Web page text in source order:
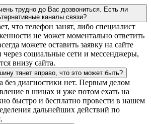
трудно до Вас дозвониться. Есть ли
каналы связи?
что телефон занят, либо специалист
не может моментально ответить
можете оставить заявку на сайте
через социальные сети и мессенджеры,
внизу сайта.
тянет вправо, что это может быть?
без диагностики нет. Первым делом
в шинах и уже потом ехать на
быстро и бесплатно провести в нашем
дальнейших действий по